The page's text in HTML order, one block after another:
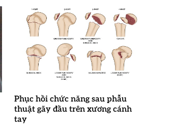
Phục hồi chức năng sau phẫu
thuật gãy đầu trên xương cánh
tay